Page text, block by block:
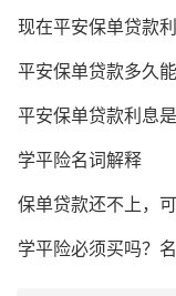
现在平安保单贷款
平安保单贷款利息
学平险名词解释
保单贷款还不上，
学平险必须买吗？